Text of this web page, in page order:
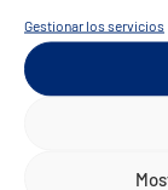
Gestionar los servicios
digital